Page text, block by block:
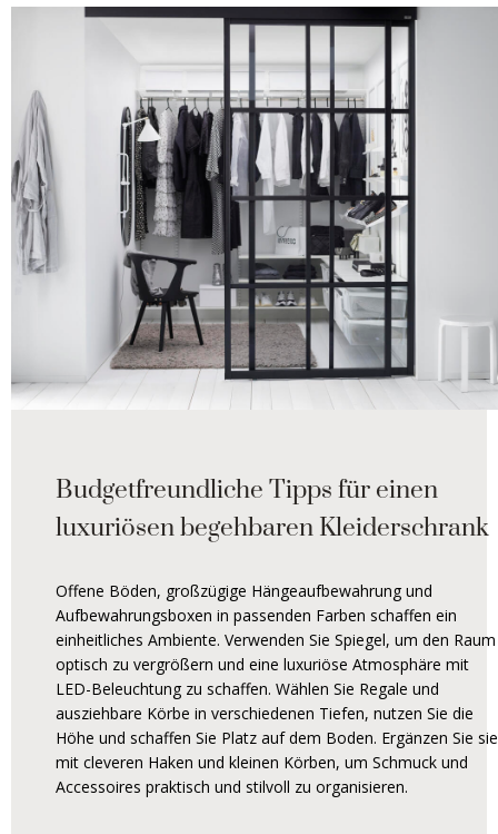
Budgetfreundliche Tipps für einen
luxuriösen begehbaren Kleiderschrank
Offene Böden, großzügige Hängeaufbewahrung und
Aufbewahrungsboxen in passenden Farben schaffen ein
einheitliches Ambiente. Verwenden Sie Spiegel, um den Raum
optisch zu vergrößern und eine luxuriöse Atmosphäre mit
LED-Beleuchtung zu schaffen. Wählen Sie Regale und
ausziehbare Körbe in verschiedenen Tiefen, nutzen Sie die
Höhe und schaffen Sie Platz auf dem Boden. Ergänzen Sie sie
mit cleveren Haken und kleinen Körben, um Schmuck und
Accessoires praktisch und stilvoll zu organisieren.